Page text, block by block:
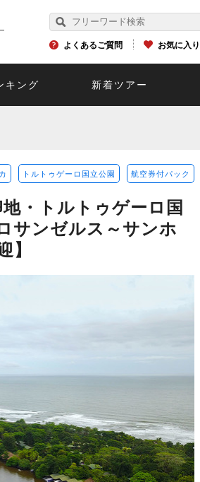
よくあるご質問 お気に入り
キング 新着ツアー
トルトゥゲーロ国立公園 航空券付パック
・トルトゥゲーロ国
サンゼルス～サンホ
】